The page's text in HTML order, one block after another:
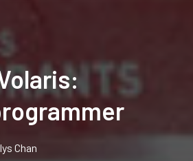
Chan